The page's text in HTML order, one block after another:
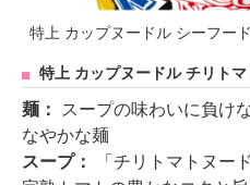
特上 カップヌードル シーフー
特上 カップヌードル チリト
麺： スープの味わいに負け
なやかな麺
スープ：
「チリトマトヌー